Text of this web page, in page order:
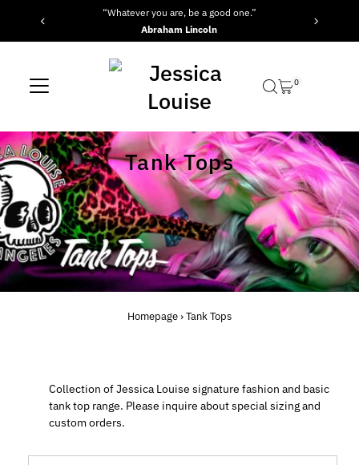
Vai direttamente ai contenuti“Whatever you are, be a good one.”
Abraham Lincoln
0
Tank Tops
Homepage›Tank Tops
Collection of Jessica Louise signature fashion and basic
tank top range. Please inquire about special sizing and
custom orders.